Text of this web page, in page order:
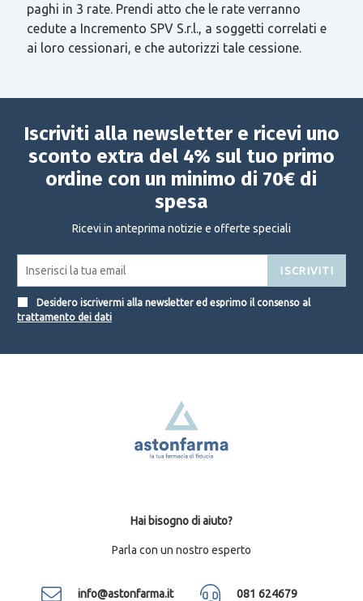
paghi in 3 rate. Prendi atto che le rate verranno
cedute a Incremento SPV S.r.l., a soggetti correlati e
ai loro cessionari, e che autorizzi tale cessione.
Iscriviti alla newsletter e ricevi uno
sconto extra del 4% sul tuo primo
ordine con un minimo di 70€ di
spesa
Ricevi in anteprima notizie e offerte speciali
ISCRIVITI
Desidero iscrivermi alla newsletter ed esprimo il consenso al
trattamento dei dati
Hai bisogno di aiuto?
Parla con un nostro esperto
info@astonfarma.it 081 624679